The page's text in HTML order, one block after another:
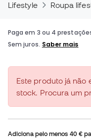
Lifestyle Roupa
Este produto já não
stock. Procura um
Adiciona pelo menos 40 €